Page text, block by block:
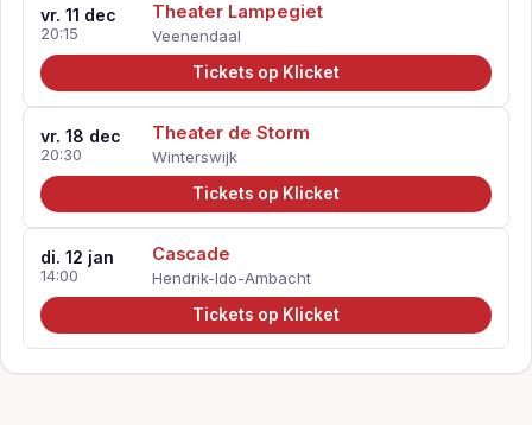
vr. 11 dec
20:15
Theater Lampegiet
Veenendaal
Tickets op Klicket
vr. 18 dec
20:30
Theater de Storm
Winterswijk
Tickets op Klicket
di. 12 jan
14:00
Cascade
Hendrik-Ido-Ambacht
Tickets op Klicket